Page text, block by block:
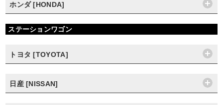
ホンダ [HONDA]
ステーションワゴン
トヨタ [TOYOTA]
日産 [NISSAN]